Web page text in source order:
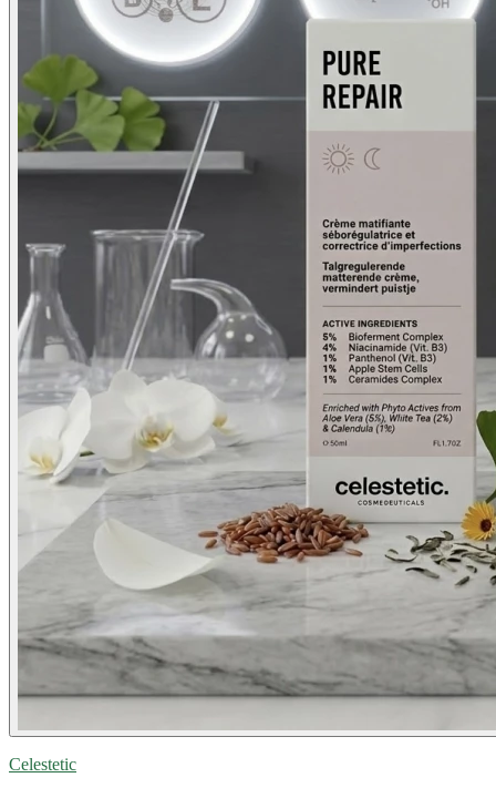
Celestetic